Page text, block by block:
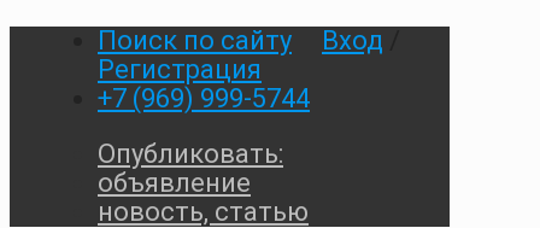
Поиск по сайту Вход
Регистрация
+7 (969) 999-5744
Опубликовать:
объявление
новость, статью